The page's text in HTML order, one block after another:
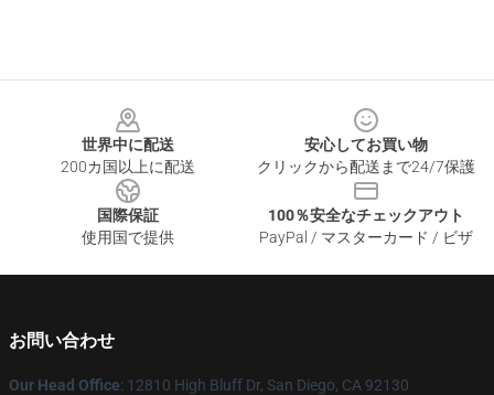
世界中に配送
200カ国以上に配送
安心してお買い物
クリックから配送まで24/7保護
国際保証
使用国で提供
100％安全なチェックアウト
PayPal / マスターカード / ビザ
お問い合わせ
Our Head Office: 12810 High Bluff Dr, San Diego, CA 92130